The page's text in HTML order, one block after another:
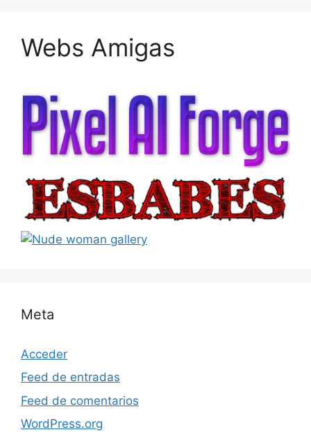
Webs Amigas
Meta
Acceder
Feed de entradas
Feed de comentarios
WordPress.org